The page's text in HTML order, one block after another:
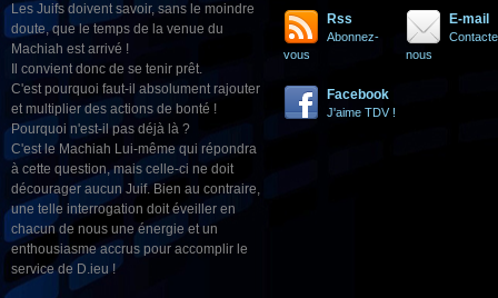
Les Juifs doivent savoir, sans le moindre
doute, que le temps de la venue du
Machiah est arrivé !
Il convient donc de se tenir prêt.
C'est pourquoi faut-il absolument rajouter
et multiplier des actions de bonté !
Pourquoi n'est-il pas déjà là ?
C'est le Machiah Lui-même qui répondra
à cette question, mais celle-ci ne doit
décourager aucun Juif. Bien au contraire,
une telle interrogation doit éveiller en
chacun de nous une énergie et un
enthousiasme accrus pour accomplir le
service de D.ieu !
Rss
Abonnez-
vous
E-mail
nous
Facebook
J'aime TDV !